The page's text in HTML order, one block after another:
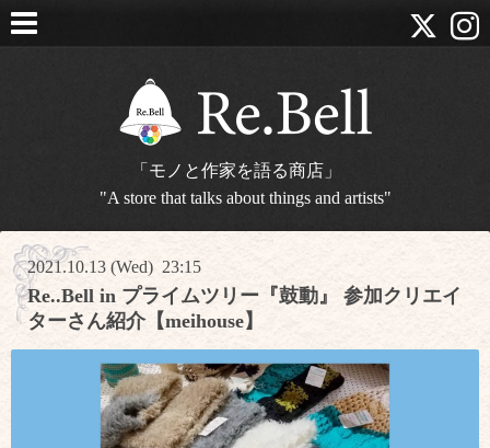
「モノと作家を語る商店」
"A store that talks about things and artists"
2021.10.13 (Wed) 23:15
Re..Bell in プライムツリー『鼓動』 参加クリエイ
ターさん紹介【meihouse】